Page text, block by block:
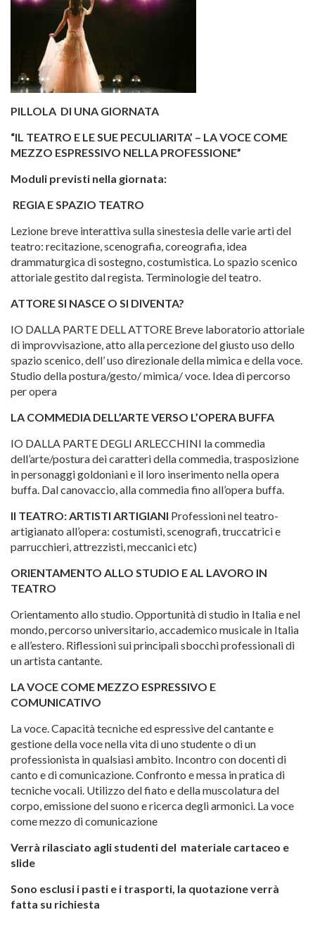
PILLOLA DI UNA GIORNATA
“IL TEATRO E LE SUE PECULIARITA’ – LA VOCE COME
MEZZO ESPRESSIVO NELLA PROFESSIONE”
Moduli previsti nella giornata:
REGIA E SPAZIO TEATRO
Lezione breve interattiva sulla sinestesia delle varie arti del
teatro: recitazione, scenografia, coreografia, idea
drammaturgica di sostegno, costumistica. Lo spazio scenico
attoriale gestito dal regista. Terminologie del teatro.
ATTORE SI NASCE O SI DIVENTA?
IO DALLA PARTE DELL ATTORE Breve laboratorio attoriale
di improvvisazione, atto alla percezione del giusto uso dello
spazio scenico, dell’ uso direzionale della mimica e della voce.
Studio della postura/gesto/ mimica/ voce. Idea di percorso
per opera
LA COMMEDIA DELL’ARTE VERSO L’OPERA BUFFA
IO DALLA PARTE DEGLI ARLECCHINI la commedia
dell’arte/postura dei caratteri della commedia, trasposizione
in personaggi goldoniani e il loro inserimento nella opera
buffa. Dal canovaccio, alla commedia fino all’opera buffa.
Il TEATRO: ARTISTI ARTIGIANI Professioni nel teatro-
artigianato all’opera: costumisti, scenografi, truccatrici e
parrucchieri, attrezzisti, meccanici etc)
ORIENTAMENTO ALLO STUDIO E AL LAVORO IN
TEATRO
Orientamento allo studio. Opportunità di studio in Italia e nel
mondo, percorso universitario, accademico musicale in Italia
e all’estero. Riflessioni sui principali sbocchi professionali di
un artista cantante.
LA VOCE COME MEZZO ESPRESSIVO E
COMUNICATIVO
La voce. Capacità tecniche ed espressive del cantante e
gestione della voce nella vita di uno studente o di un
professionista in qualsiasi ambito. Incontro con docenti di
canto e di comunicazione. Confronto e messa in pratica di
tecniche vocali. Utilizzo del fiato e della muscolatura del
corpo, emissione del suono e ricerca degli armonici. La voce
come mezzo di comunicazione
Verrà rilasciato agli studenti del materiale cartaceo e
slide
Sono esclusi i pasti e i trasporti, la quotazione verrà
fatta su richiesta